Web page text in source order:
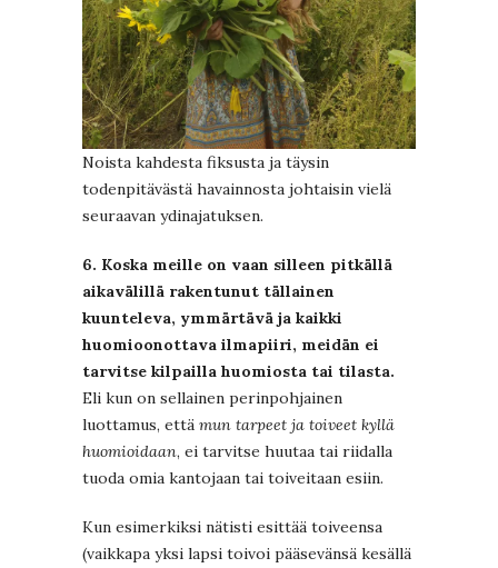
Noista kahdesta fiksusta ja täysin
todenpitävästä havainnosta johtaisin vielä
seuraavan ydinajatuksen.
6. Koska meille on vaan silleen pitkällä
aikavälillä rakentunut tällainen
kuunteleva, ymmärtävä ja kaikki
huomioonottava ilmapiiri, meidän ei
tarvitse kilpailla huomiosta tai tilasta.
Eli kun on sellainen perinpohjainen
luottamus, että mun tarpeet ja toiveet kyllä
huomioidaan, ei tarvitse huutaa tai riidalla
tuoda omia kantojaan tai toiveitaan esiin.
Kun esimerkiksi nätisti esittää toiveensa
(vaikkapa yksi lapsi toivoi pääsevänsä kesällä